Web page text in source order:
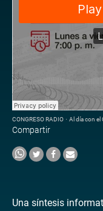
CONGRESO RADIO · Al día con el
Compartir
Una síntesis